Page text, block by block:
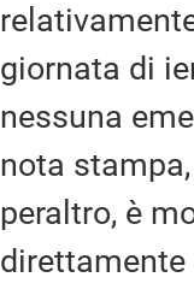
giornata di
nessuna
nota
peraltro, è